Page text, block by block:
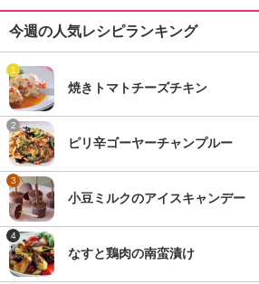
今週の人気レシピランキング
1
焼きトマトチーズチキン
2
ピリ辛ゴーヤーチャンプルー
3
小豆ミルクのアイスキャンデー
4
なすと鶏肉の南蛮漬け